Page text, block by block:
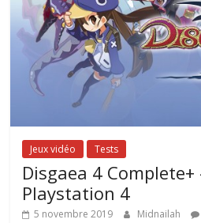
Jeux vidéo Tests
Disgaea 4
Playstation 4
5 novembre 2019 Midnailah